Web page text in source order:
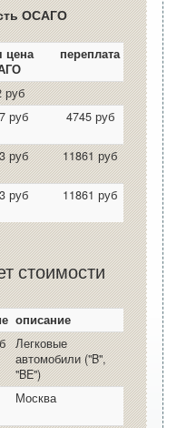
ОСАГО
цена
переплата
руб
руб 4745 руб
руб 11861 руб
руб 11861 руб
стоимости
описание
Легковые
автомобили ("B",
"BE")
Москва